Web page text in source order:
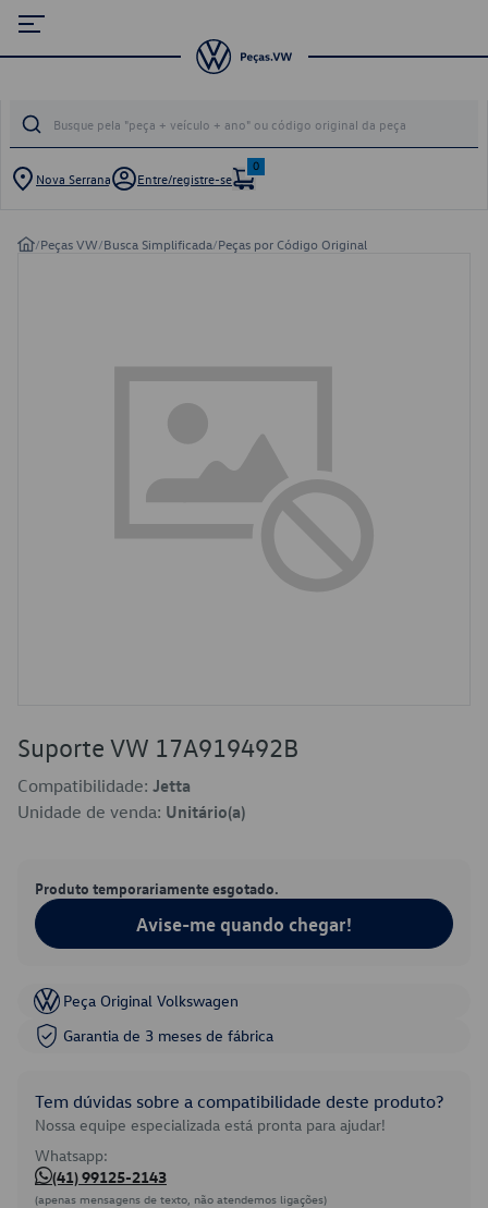
Nova Serrana Entre/registre-se
0
/Peças VW/Busca Simplificada/Peças por Código Original
Suporte VW 17A919492B
Compatibilidade: Jetta
Unidade de venda: Unitário(a)
Produto temporariamente esgotado.
Avise-me quando chegar!
Peça Original Volkswagen
Garantia de 3 meses de fábrica
Tem dúvidas sobre a compatibilidade deste produto?
Nossa equipe especializada está pronta para ajudar!
Whatsapp:
(41) 99125-2143
(apenas mensagens de texto, não atendemos ligações)